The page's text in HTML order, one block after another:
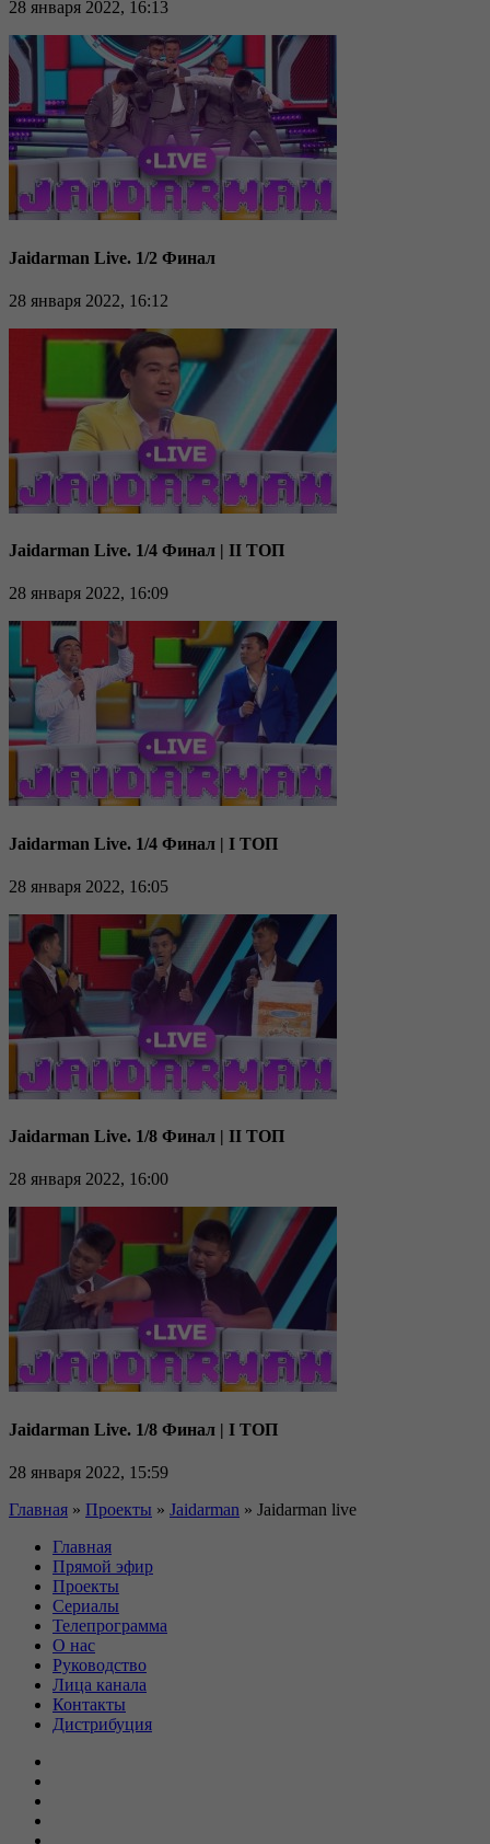
28 января 2022, 16:13
Jaidarman Live. 1/2 Финал
28 января 2022, 16:12
Jaidarman Live. 1/4 Финал | II ТОП
28 января 2022, 16:09
Jaidarman Live. 1/4 Финал | I ТОП
28 января 2022, 16:05
Jaidarman Live. 1/8 Финал | II ТОП
28 января 2022, 16:00
Jaidarman Live. 1/8 Финал | I ТОП
28 января 2022, 15:59
Главная » Проекты » Jaidarman » Jaidarman live
Главная
Прямой эфир
Проекты
Сериалы
Телепрограмма
О нас
Руководство
Лица канала
Контакты
Дистрибуция